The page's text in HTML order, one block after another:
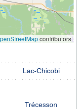
contributors
Lac-Chicobi
Trécesson